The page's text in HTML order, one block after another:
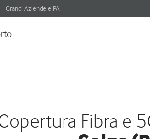
Grandi Aziende e PA
Fibra e